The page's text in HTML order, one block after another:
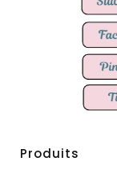
Produits